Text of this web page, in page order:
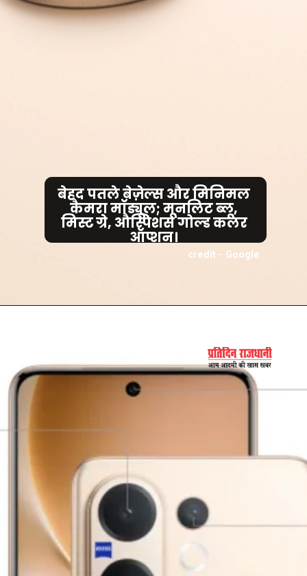
credit - Google
बेहद पतले बेज़ेल्स और मिनिमल
कैमरा मॉड्यूल; मूनलिट ब्लू,
मिस्ट ग्रे, औस्पिशस गोल्ड कलर
ऑप्शन।